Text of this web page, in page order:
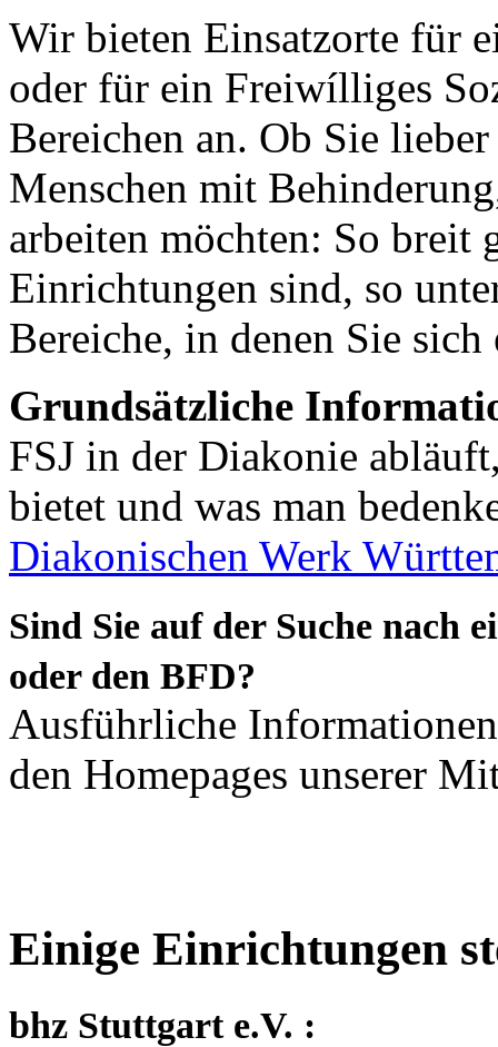
Wir bieten Einsatzorte für
oder für ein Freiwílliges
Bereichen an. Ob Sie
Menschen mit
arbeiten möchten: So breit
Einrichtungen sind, so
Bereiche, in denen Sie
Grundsätzliche
FSJ in der Diakonie
bietet und was man
Diakonischen Werk
Sind Sie auf der Suche nach
oder den BFD?
Ausführliche
den Homepages unserer
Einige Einrichtungen
bhz Stuttgart e.V. :